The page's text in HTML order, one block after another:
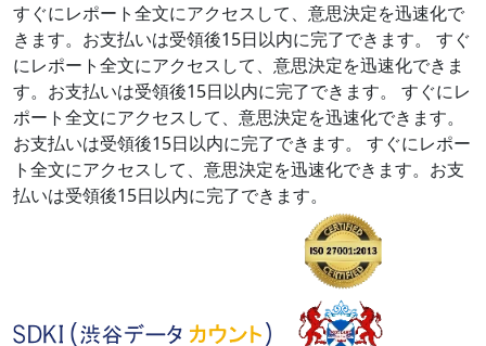
すぐにレポート全文にアクセスして、意思決定を迅速化で
きます。お支払いは受領後15日以内に完了できます。
すぐ
にレポート全文にアクセスして、意思決定を迅速化できま
す。お支払いは受領後15日以内に完了できます。
すぐにレ
ポート全文にアクセスして、意思決定を迅速化できます。
お支払いは受領後15日以内に完了できます。
すぐにレポー
ト全文にアクセスして、意思決定を迅速化できます。お支
払いは受領後15日以内に完了できます。